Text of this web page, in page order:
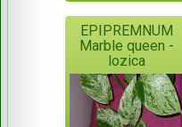
EPIPREMNUM
Marble queen -
lozica